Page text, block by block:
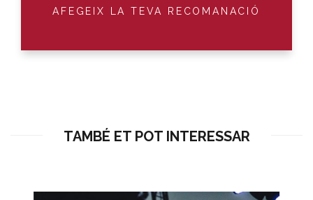
AFEGEIX LA TEVA RECOMANACIÓ
TAMBÉ ET POT INTERESSAR